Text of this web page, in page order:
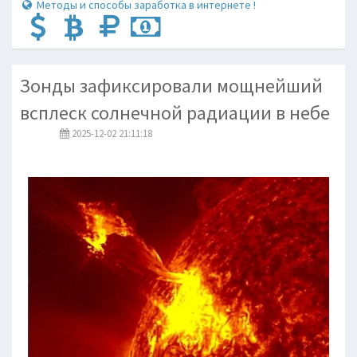
Методы и способы заработка в интернете !
Зонды зафиксировали мощнейший
всплеск солнечной радиации в небе
2025-12-02 21:11:18